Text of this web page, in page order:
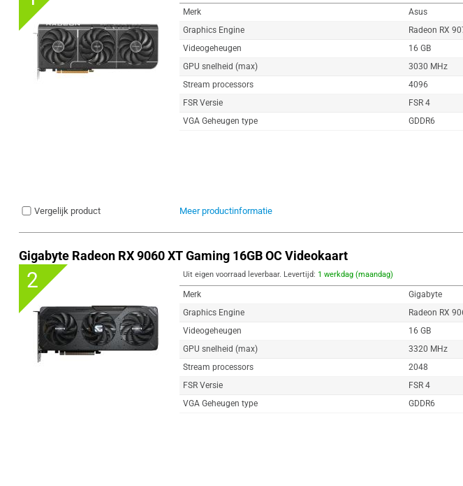
Merk
Asus
Graphics Engine
Radeon RX
Videogeheugen
16 GB
GPU snelheid (max)
3030 MHz
Stream processors
4096
FSR Versie
FSR 4
VGA Geheugen type
GDDR6
Vergelijk product Meer productinformatie
Gigabyte Radeon RX 9060 XT Gaming 16GB OC Videokaart
2 Uit eigen voorraad leverbaar. Levertijd: 1 werkdag (maandag)
Merk
Gigabyte
Graphics Engine
Radeon RX
Videogeheugen
16 GB
GPU snelheid (max)
3320 MHz
Stream processors
2048
FSR Versie
FSR 4
VGA Geheugen type
GDDR6